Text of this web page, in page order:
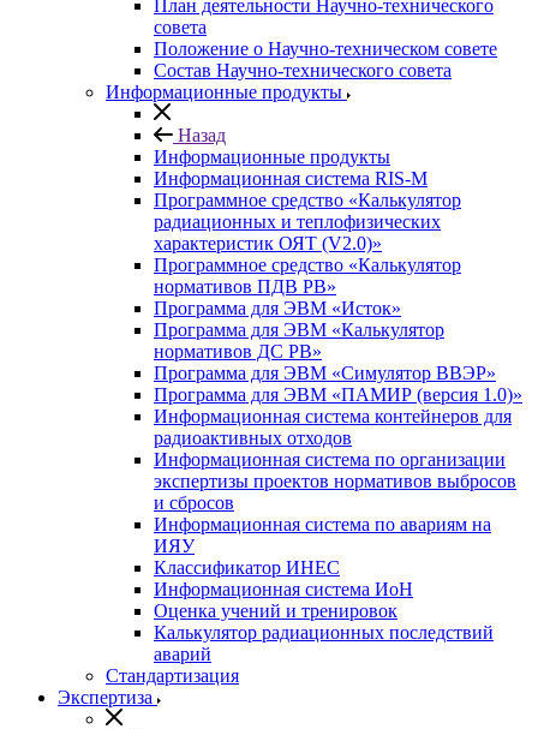
План деятельности Научно-технического
совета
Положение о Научно-техническом совете
Состав Научно-технического совета
Информационные продукты
Назад
Информационные продукты
Информационная система RIS-M
Программное средство «Калькулятор
радиационных и теплофизических
характеристик ОЯТ (V2.0)»
Программное средство «Калькулятор
нормативов ПДВ РВ»
Программа для ЭВМ «Исток»
Программа для ЭВМ «Калькулятор
нормативов ДС РВ»
Программа для ЭВМ «Симулятор ВВЭР»
Программа для ЭВМ «ПАМИР (версия 1.0)»
Информационная система контейнеров для
радиоактивных отходов
Информационная система по организации
экспертизы проектов нормативов выбросов
и сбросов
Информационная система по авариям на
ИЯУ
Классификатор ИНЕС
Информационная система ИоН
Оценка учений и тренировок
Калькулятор радиационных последствий
аварий
Стандартизация
Экспертиза